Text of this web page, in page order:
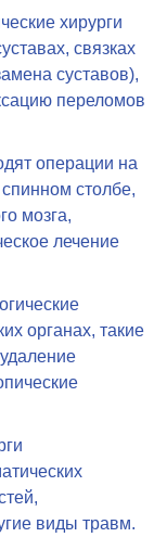
хирурги
связках
суставов),
переломов
операции на
столбе,
мозга,
лечение
органах, такие
виды травм.